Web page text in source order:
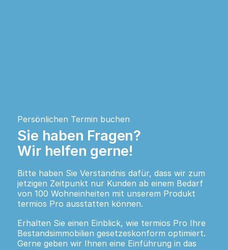
Persönlichen Termin buchen
Sie haben Fragen?
Wir helfen gerne!
Bitte haben Sie Verständnis dafür, dass wir zum
jetzigen Zeitpunkt nur Kunden ab einem Bedarf
von 100 Wohneinheiten mit unserem Produkt
termios Pro ausstatten können.
Erhalten Sie einen Einblick, wie termios Pro Ihre
Bestandsimmobilien gesetzeskonform optimiert.
Gerne geben wir Ihnen eine Einführung in das